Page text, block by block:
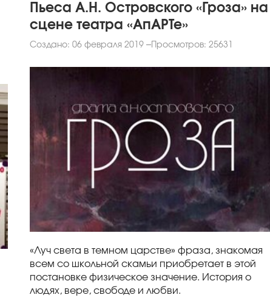
Пьеса А.Н. Островского «Гроза» на
сцене театра «АпАРТе»
Создано: 06 февраля 2019 Просмотров: 25631
«Луч света в темном царстве» фраза, знакомая
всем со школьной скамьи приобретает в этой
постановке физическое значение. История о
людях, вере, свободе и любви.